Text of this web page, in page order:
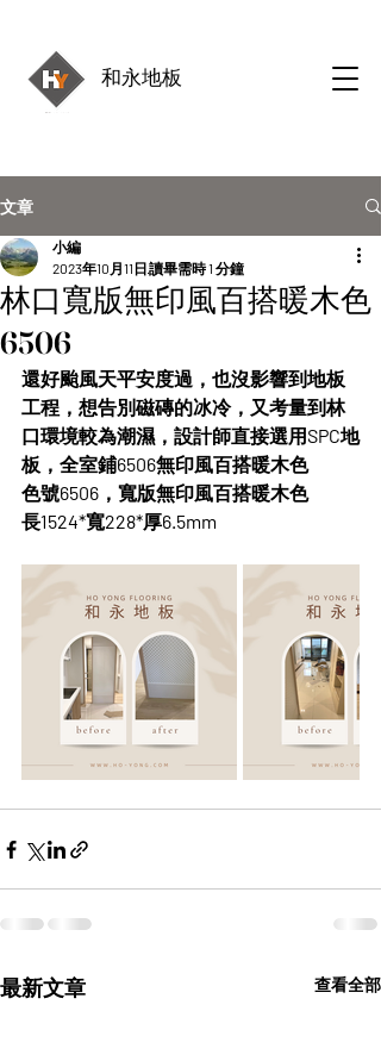
和永地板
文章
林口寬版無印風百搭暖木色
6506
小編
2023年10月11日讀畢需時 1 分鐘
還好颱風天平安度過，也沒影響到地板
工程，想告別磁磚的冰冷，又考量到林
口環境較為潮濕，設計師直接選用SPC地
板，全室鋪6506無印風百搭暖木色
色號6506，寬版無印風百搭暖木色
長1524*寬228*厚6.5mm
最新文章 查看全部